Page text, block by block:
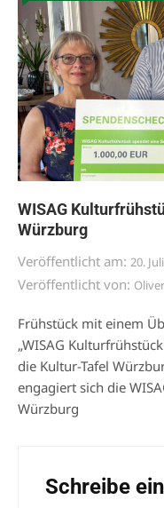
WISAG
Würzburg
Veröffentlicht am: 20.
Veröffentlicht von:
Frühstück mit einem
„WISAG
die Kultur-Tafel
engagiert sich die
Würzburg
Schreibe